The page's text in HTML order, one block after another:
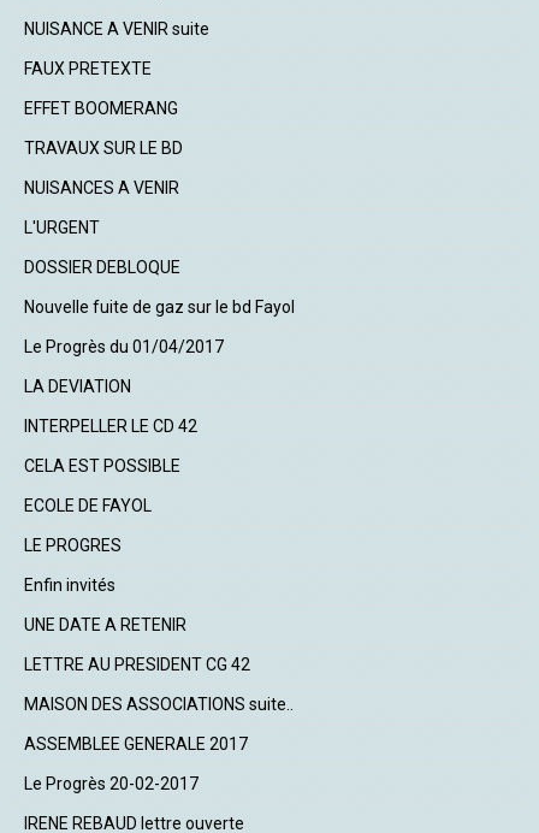
NUISANCE A VENIR suite
FAUX PRETEXTE
EFFET BOOMERANG
TRAVAUX SUR LE BD
NUISANCES A VENIR
L'URGENT
DOSSIER DEBLOQUE
Nouvelle fuite de gaz sur le bd Fayol
Le Progrès du 01/04/2017
LA DEVIATION
INTERPELLER LE CD 42
CELA EST POSSIBLE
ECOLE DE FAYOL
LE PROGRES
Enfin invités
UNE DATE A RETENIR
LETTRE AU PRESIDENT CG 42
MAISON DES ASSOCIATIONS suite..
ASSEMBLEE GENERALE 2017
Le Progrès 20-02-2017
IRENE REBAUD lettre ouverte